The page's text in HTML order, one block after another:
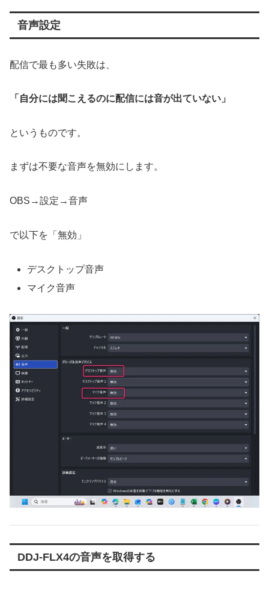
音声設定
配信で最も多い失敗は、
「自分には聞こえるのに配信には音が出ていない」
というものです。
まずは不要な音声を無効にします。
OBS→設定→音声
で以下を「無効」
デスクトップ音声
マイク音声
DDJ-FLX4の音声を取得する